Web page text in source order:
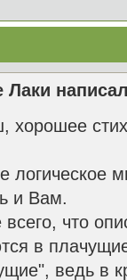
Лаки
хорошее
логическое
и Вам.
что
в
ведь в